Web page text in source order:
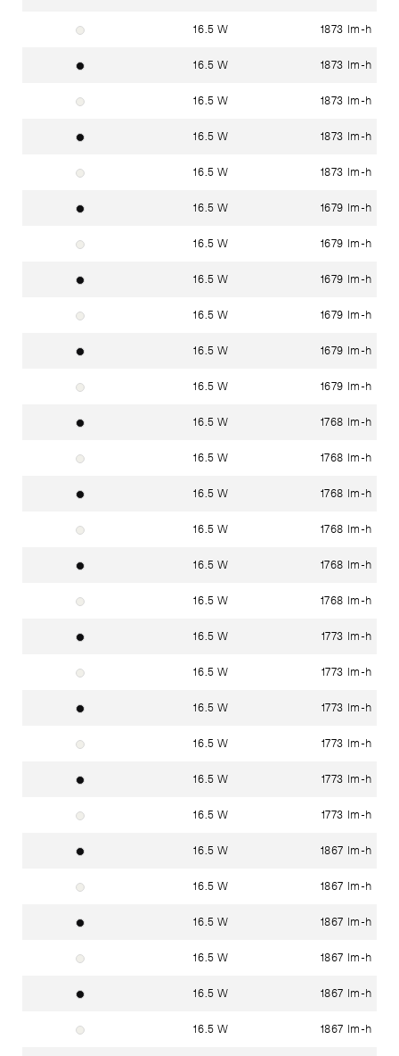
Blanc signalisation RAL 9016
16.5 W 1873 lm-h
Noir foncé RAL 9005 16.5 W 1873 lm-h
Blanc signalisation RAL 9016
16.5 W 1873 lm-h
Noir foncé RAL 9005 16.5 W 1873 lm-h
Blanc signalisation RAL 9016
16.5 W 1873 lm-h
Noir foncé RAL 9005 16.5 W 1679 lm-h
Blanc signalisation RAL 9016
16.5 W 1679 lm-h
Noir foncé RAL 9005 16.5 W 1679 lm-h
Blanc signalisation RAL 9016
16.5 W 1679 lm-h
Noir foncé RAL 9005 16.5 W 1679 lm-h
Blanc signalisation RAL 9016
16.5 W 1679 lm-h
Noir foncé RAL 9005 16.5 W 1768 lm-h
Blanc signalisation RAL 9016
16.5 W 1768 lm-h
Noir foncé RAL 9005 16.5 W 1768 lm-h
Blanc signalisation RAL 9016
16.5 W 1768 lm-h
Noir foncé RAL 9005 16.5 W 1768 lm-h
Blanc signalisation RAL 9016
16.5 W 1768 lm-h
Noir foncé RAL 9005 16.5 W 1773 lm-h
Blanc signalisation RAL 9016
16.5 W 1773 lm-h
Noir foncé RAL 9005 16.5 W 1773 lm-h
Blanc signalisation RAL 9016
16.5 W 1773 lm-h
Noir foncé RAL 9005 16.5 W 1773 lm-h
Blanc signalisation RAL 9016
16.5 W 1773 lm-h
Noir foncé RAL 9005 16.5 W 1867 lm-h
Blanc signalisation RAL 9016
16.5 W 1867 lm-h
Noir foncé RAL 9005 16.5 W 1867 lm-h
Blanc signalisation RAL 9016
16.5 W 1867 lm-h
Noir foncé RAL 9005 16.5 W 1867 lm-h
Blanc signalisation RAL 9016
16.5 W 1867 lm-h